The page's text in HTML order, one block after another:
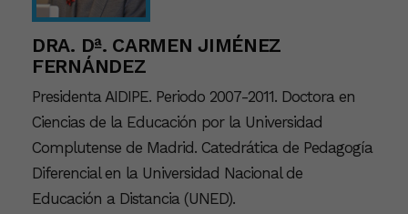
DRA. Dª. CARMEN JIMÉNEZ
FERNÁNDEZ
Presidenta AIDIPE. Periodo 2007-2011. Doctora en
Ciencias de la Educación por la Universidad
Complutense de Madrid. Catedrática de Pedagogía
Diferencial en la Universidad Nacional de
Educación a Distancia (UNED).